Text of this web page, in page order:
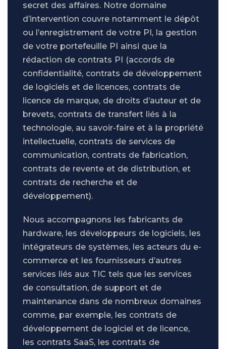
secret des affaires. Notre domaine
d’intervention couvre notamment le dépôt
ou l’enregistrement de votre PI, la gestion
de votre portefeuille PI ainsi que la
rédaction de contrats PI (accords de
confidentialité, contrats de développement
de logiciels et de licences, contrats de
licence de marque, de droits d’auteur et de
brevets, contrats de transfert liés à la
technologie, au savoir-faire et à la propriété
intellectuelle, contrats de services de
communication, contrats de fabrication,
contrats de revente et de distribution, et
contrats de recherche et de
développement).
Nous accompagnons les fabricants de
hardware, les développeurs de logiciels, les
intégrateurs de systèmes, les acteurs du e-
commerce et les fournisseurs d’autres
services liés aux TIC tels que les services
de consultation, de support et de
maintenance dans de nombreux domaines
comme, par exemple, les contrats de
développement de logiciel et de licence,
les contrats SaaS, les contrats de